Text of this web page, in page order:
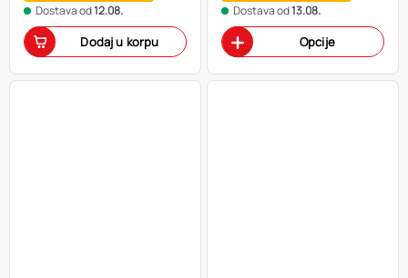
Dostava od12.08.
Dodaj u korpu
Dostava od13.08.
Opcije